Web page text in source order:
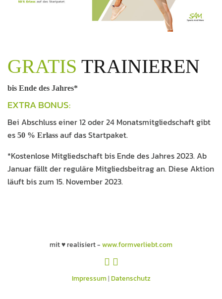
GRATIS TRAINIEREN
bis Ende des Jahres*
EXTRA BONUS:
Bei Abschluss einer 12 oder 24 Monatsmitgliedschaft gibt
es 50 % Erlass auf das Startpaket.
*Kostenlose Mitgliedschaft bis Ende des Jahres 2023. Ab
Januar fällt der reguläre Mitgliedsbeitrag an. Diese Aktion
läuft bis zum 15. November 2023.
mit ♥ realisiert -www.formverliebt.com
Impressum|Datenschutz